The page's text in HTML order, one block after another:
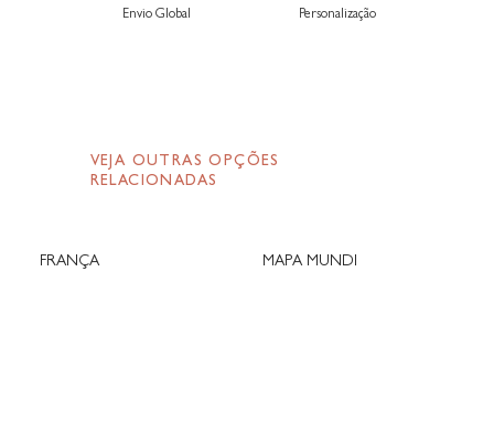
Envio Global Personalização
VEJA OUTRAS OPÇÕES
RELACIONADAS
FRANÇA MAPA MUNDI